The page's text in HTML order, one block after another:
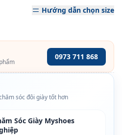
Hướng dẫn chọn size
0973 711 868
sóc đôi giày tốt hơn
Sóc Giày Myshoes